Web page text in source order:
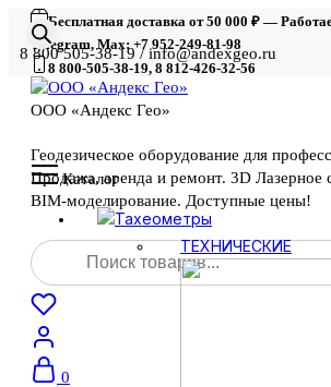
Бесплатная доставка от 50 000 ₽ —
Telegram, Max: +7 952-249-81-98
8 800-505-38-19, 8 812-426-32-56
8 800 505-38-19 / info@andexgeo.ru
ООО «Андекс Гео»
Геодезическое оборудование для
Продажа, аренда и ремонт. 3D Лазерное
BIM-моделирование. Доступные цены!
Поиск
товаров
0
Каталог
Тахеометры
ТЕХНИЧЕСКИЕ